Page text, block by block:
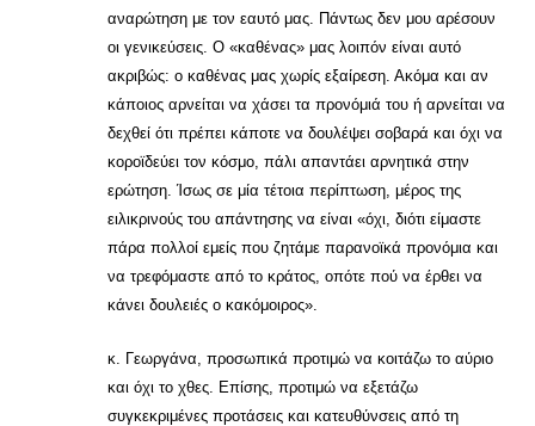
αναρώτηση με τον εαυτό μας. Πάντως δεν μου αρέσουν
οι γενικεύσεις. Ο «καθένας» μας λοιπόν είναι αυτό
ακριβώς: ο καθένας μας χωρίς εξαίρεση. Ακόμα και αν
κάποιος αρνείται να χάσει τα προνόμιά του ή αρνείται να
δεχθεί ότι πρέπει κάποτε να δουλέψει σοβαρά και όχι να
κοροϊδεύει τον κόσμο, πάλι απαντάει αρνητικά στην
ερώτηση. Ίσως σε μία τέτοια περίπτωση, μέρος της
ειλικρινούς του απάντησης να είναι «όχι, διότι είμαστε
πάρα πολλοί εμείς που ζητάμε παρανοϊκά προνόμια και
να τρεφόμαστε από το κράτος, οπότε πού να έρθει να
κάνει δουλειές ο κακόμοιρος».
κ. Γεωργάνα, προσωπικά προτιμώ να κοιτάζω το αύριο
και όχι το χθες. Επίσης, προτιμώ να εξετάζω
συγκεκριμένες προτάσεις και κατευθύνσεις από τη